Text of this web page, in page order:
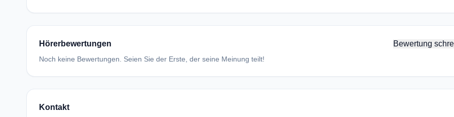
Hörerbewertungen Bewertung
Noch keine Bewertungen. Seien Sie der Erste, der seine Meinung teilt!
Kontakt